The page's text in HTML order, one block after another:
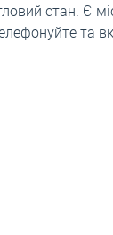
стан. Є
та